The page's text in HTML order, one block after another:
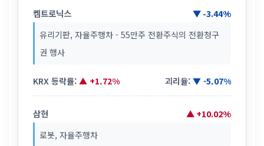
켐트로닉스 ▼ -3.44%
유리기판, 자율주행차 - 55만주 전환주식의 전환청구
권 행사
KRX 등락률: ▲ +1.72% 괴리율: ▼ -5.07%
삼현 ▲ +10.02%
로봇, 자율주행차